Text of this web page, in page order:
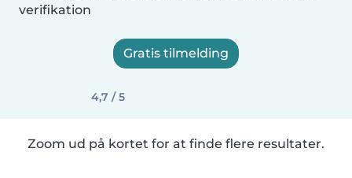
verifikation
Gratis tilmelding
4,7 / 5
Zoom ud på kortet for at finde flere resultater.